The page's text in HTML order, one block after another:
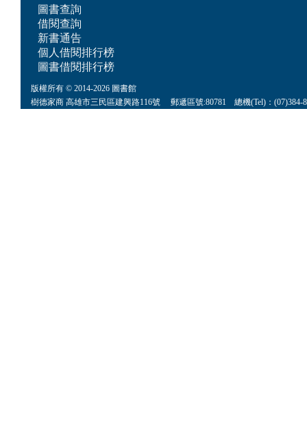
圖書查詢
借閱查詢
新書通告
個人借閱排行榜
圖書借閱排行榜
版權所有 © 2014-2026 圖書館
樹德家商 高雄市三民區建興路116號 郵遞區號:80781 總機(Tel)：(07)384-